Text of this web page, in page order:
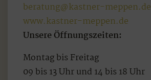
beratung@kastner-meppen.de
www.kastner-meppen.de
Unsere Öffnungszeiten:
Montag bis Freitag
09 bis 13 Uhr und 14 bis 18 Uhr